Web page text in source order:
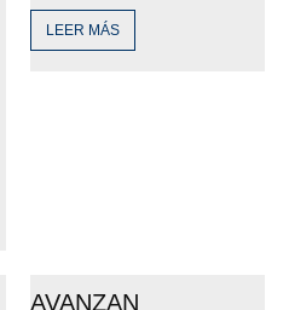
LEER MÁS
AVANZAN